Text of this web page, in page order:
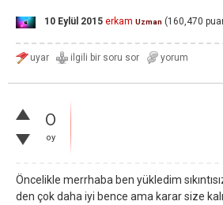
10 Eylül 2015 erkam Uzman (160,470
0
oy
Öncelikle merrhaba ben yükledim
den çok daha iyi bence ama karar size